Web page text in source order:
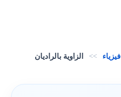
فيزياء >>
الزاوية بالراديان